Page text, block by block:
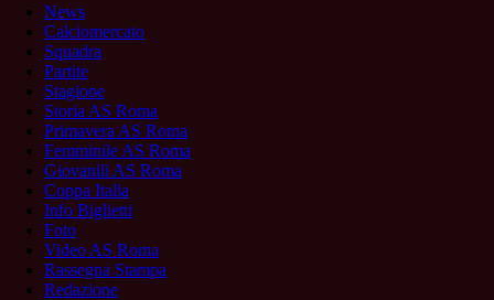
News
Calciomercato
Squadra
Partite
Stagione
Storia AS Roma
Primavera AS Roma
Femminile AS Roma
Giovanili AS Roma
Coppa Italia
Info Biglietti
Foto
Video AS Roma
Rassegna Stampa
Redazione